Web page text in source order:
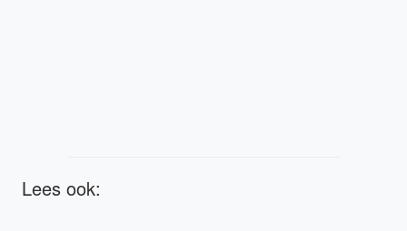
Lees ook: